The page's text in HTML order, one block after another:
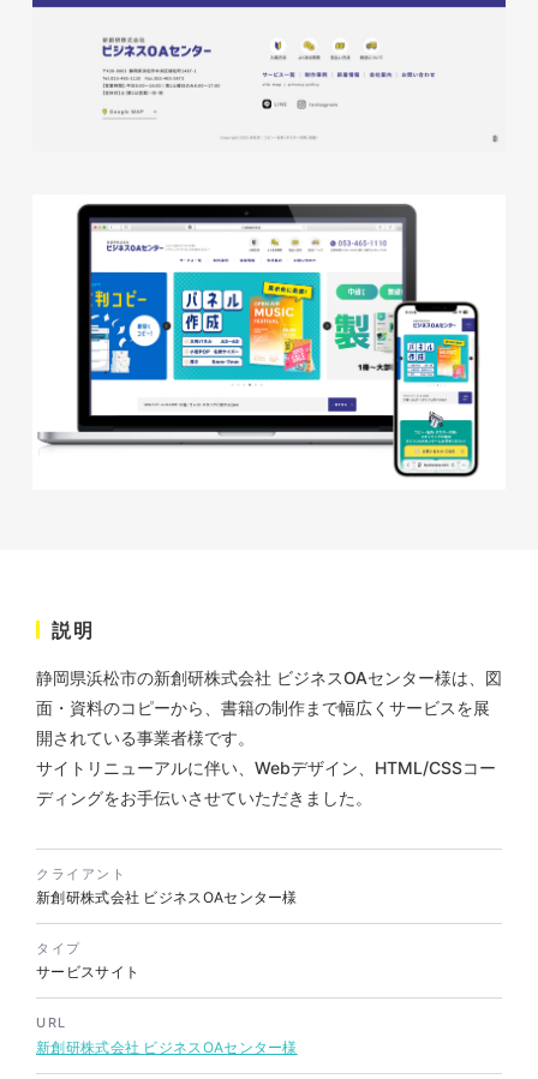
株式会社KDK様 コーポレート
#HTML/CSSコーディング
#レスポンシブWebデザイン
印刷物 #食品・飲食
ノベルティ
#産業廃棄物処理業
説明
静岡県浜松市の新創研株式会社 ビジネスOAセンター様は、図
面・資料のコピーから、書籍の制作まで幅広くサービスを展
開されている事業者様です。
サイトリニューアルに伴い、Webデザイン、HTML/CSSコー
ディングをお手伝いさせていただきました。
クライアント
新創研株式会社 ビジネスOAセンター様
タイプ
サービスサイト
URL
新創研株式会社 ビジネスOAセンター様